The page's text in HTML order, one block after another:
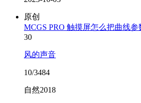
原创
MCGS PRO 触摸屏怎么把曲线参
30
风的声音
10/3484
自然2018